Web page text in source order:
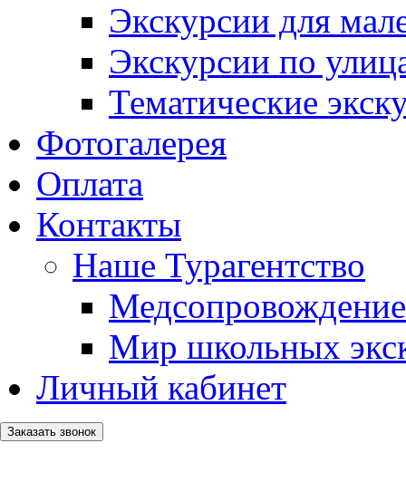
Экскурсии для
Экскурсии по
Тематические
Фотогалерея
Оплата
Контакты
Наше Турагентство
Медсопровождение
Мир школьных
Личный кабинет
Заказать звонок